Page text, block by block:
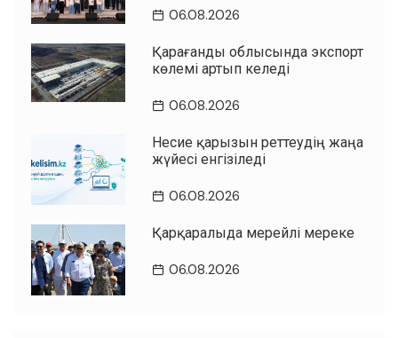
06.08.2026
Қарағанды облысында экспорт
көлемі артып келеді
06.08.2026
Несие қарызын реттеудің жаңа
жүйесі енгізіледі
06.08.2026
Қарқаралыда мерейлі мереке
06.08.2026